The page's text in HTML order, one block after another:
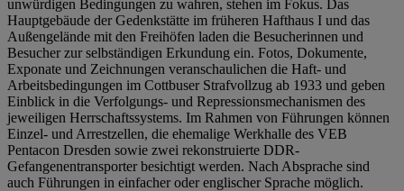
unwürdigen Bedingungen zu wahren, stehen im Fokus. Das
Hauptgebäude der Gedenkstätte im früheren Hafthaus I und das
Außengelände mit den Freihöfen laden die Besucherinnen und
Besucher zur selbständigen Erkundung ein. Fotos, Dokumente,
Exponate und Zeichnungen veranschaulichen die Haft- und
Arbeitsbedingungen im Cottbuser Strafvollzug ab 1933 und geben
Einblick in die Verfolgungs- und Repressionsmechanismen des
jeweiligen Herrschaftssystems. Im Rahmen von Führungen können
Einzel- und Arrestzellen, die ehemalige Werkhalle des VEB
Pentacon Dresden sowie zwei rekonstruierte DDR-
Gefangenentransporter besichtigt werden. Nach Absprache sind
auch Führungen in einfacher oder englischer Sprache möglich.